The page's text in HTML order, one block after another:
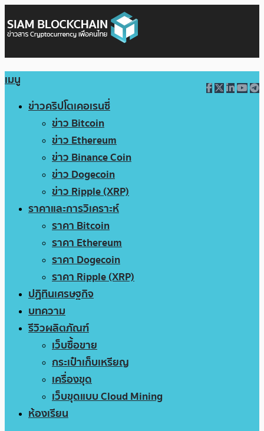
เมนู
ข่าวคริปโตเคอเรนซี่
ข่าว Bitcoin
ข่าว Ethereum
ข่าว Binance Coin
ข่าว Dogecoin
ข่าว Ripple (XRP)
ราคาและการวิเคราะห์
ราคา Bitcoin
ราคา Ethereum
ราคา Dogecoin
ราคา Ripple (XRP)
ปฏิทินเศรษฐกิจ
บทความ
รีวิวผลิตภัณฑ์
เว็บซื้อขาย
กระเป๋าเก็บเหรียญ
เครื่องขุด
เว็บขุดแบบ Cloud Mining
ห้องเรียน